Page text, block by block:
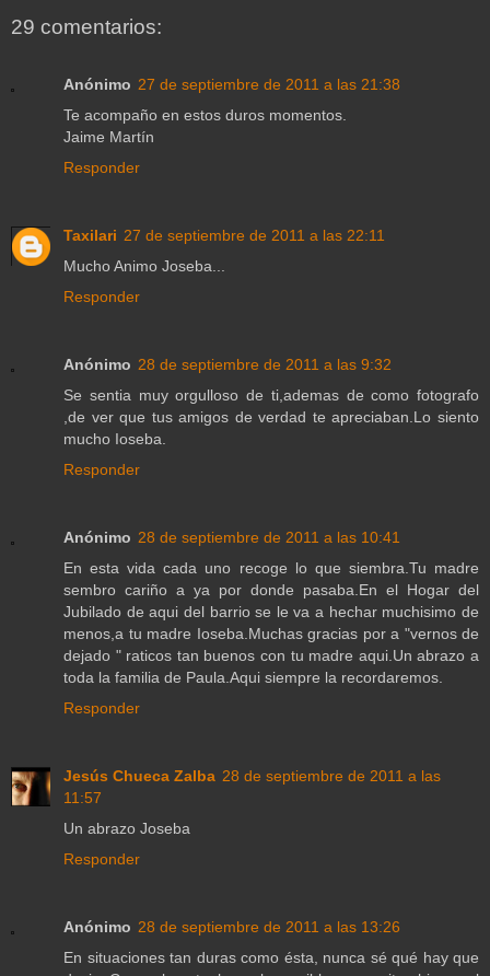
29 comentarios:
Anónimo 27 de septiembre de 2011 a las 21:38
Te acompaño en estos duros momentos.
Jaime Martín
Responder
Taxilari 27 de septiembre de 2011 a las 22:11
Mucho Animo Joseba...
Responder
Anónimo 28 de septiembre de 2011 a las 9:32
Se sentia muy orgulloso de ti,ademas de como fotografo
,de ver que tus amigos de verdad te apreciaban.Lo siento
mucho Ioseba.
Responder
Anónimo 28 de septiembre de 2011 a las 10:41
En esta vida cada uno recoge lo que siembra.Tu madre
sembro cariño a ya por donde pasaba.En el Hogar del
Jubilado de aqui del barrio se le va a hechar muchisimo de
menos,a tu madre Ioseba.Muchas gracias por a "vernos de
dejado " raticos tan buenos con tu madre aqui.Un abrazo a
toda la familia de Paula.Aqui siempre la recordaremos.
Responder
Jesús Chueca Zalba 28 de septiembre de 2011 a las
11:57
Un abrazo Joseba
Responder
Anónimo 28 de septiembre de 2011 a las 13:26
En situaciones tan duras como ésta, nunca sé qué hay que